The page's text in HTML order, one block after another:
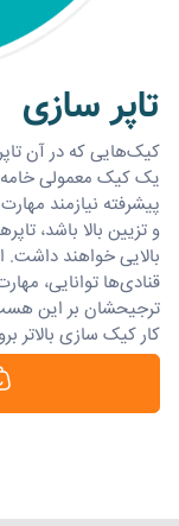
تاپر سازی
کیک‌هایی که در آن
یک کیک معمولی
پیشرفته نیازمند
و تزیین بالا باشد،
بالایی خواهند داشت.
قنادی‌ها توانایی،
ترجیحشان بر این
کار کیک سازی بالاتر